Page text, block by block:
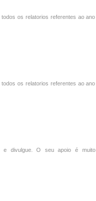
os relatorios referentes ao ano
os relatorios referentes ao ano
e divulgue. O seu apoio é muito